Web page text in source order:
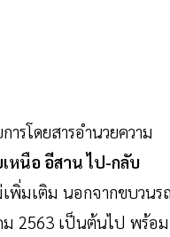
ารโดยสารอำนวยความ
เหนือ อีสาน ไป-กลับ
พิ่มเติม นอกจากขบวนร
ม 2563 เป็นต้นไป พร้อม